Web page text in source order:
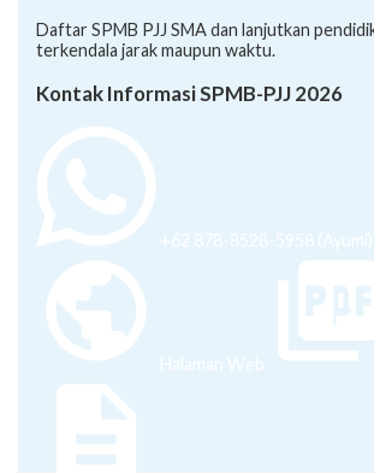
Daftar SPMB PJJ SMA dan lanjutkan
terkendala jarak maupun waktu.
Kontak Informasi SPMB-PJJ 2026
+62 878-8528-5958 (Ayumi)
Halaman Web